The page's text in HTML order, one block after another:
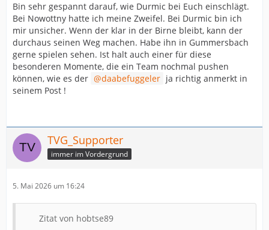
Bin sehr gespannt darauf, wie Durmic bei Euch einschlägt.
Bei Nowottny hatte ich meine Zweifel. Bei Durmic bin ich
mir unsicher. Wenn der klar in der Birne bleibt, kann der
durchaus seinen Weg machen. Habe ihn in Gummersbach
gerne spielen sehen. Ist halt auch einer für diese
besonderen Momente, die ein Team nochmal pushen
können, wie es der
daabefuggeler ja richtig anmerkt in
seinem Post !
TVG_Supporter
immer im Vordergrund
5. Mai 2026 um 16:24
Zitat von hobtse89